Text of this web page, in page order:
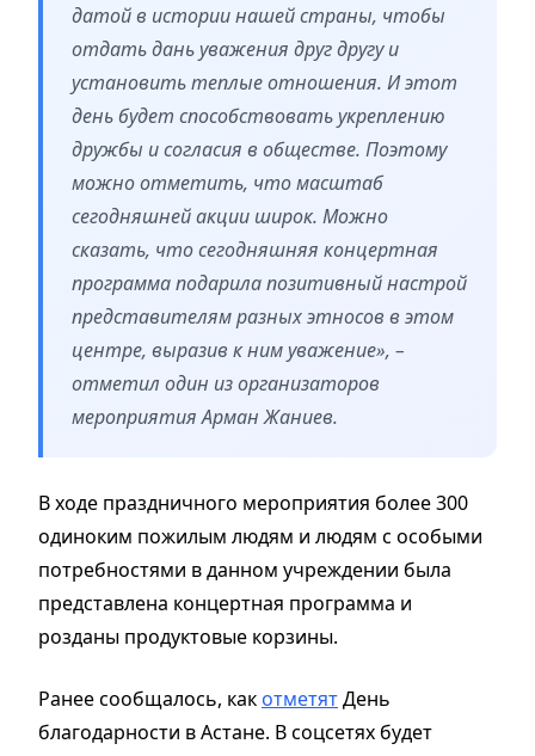
датой в истории нашей страны, чтобы
отдать дань уважения друг другу и
установить теплые отношения. И этот
день будет способствовать укреплению
дружбы и согласия в обществе. Поэтому
можно отметить, что масштаб
сегодняшней акции широк. Можно
сказать, что сегодняшняя концертная
программа подарила позитивный настрой
представителям разных этносов в этом
центре, выразив к ним уважение», –
отметил один из организаторов
мероприятия Арман Жаниев.
В ходе праздничного мероприятия более 300
одиноким пожилым людям и людям с особыми
потребностями в данном учреждении была
представлена концертная программа и
розданы продуктовые корзины.
Ранее сообщалось, как отметятДень
благодарности в Астане. В соцсетях будет